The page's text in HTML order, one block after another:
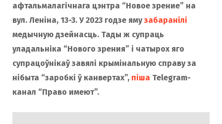
афтальмалагічнага цэнтра “Новое зрение” на
вул. Леніна, 13-3. У 2023 годзе ямузабаранілі
медычную дзейнасць. Тады ж супраць
уладальніка “Нового зрения” і чатырох яго
супрацоўнікаў завялі крымінальную справу за
нібыта “заробкі ў канвертах”, піша Telegram-
канал “Право имеют”.